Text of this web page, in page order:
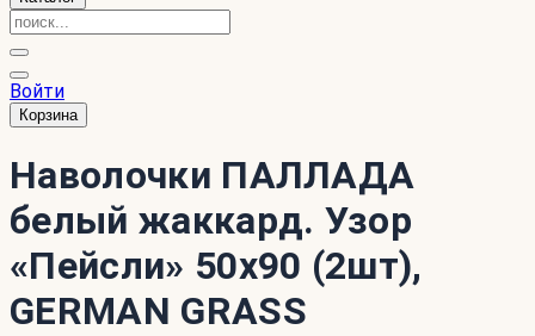
Войти
Корзина
Наволочки ПАЛЛАДА
белый жаккард. Узор
«Пейсли» 50x90 (2шт),
GERMAN GRASS